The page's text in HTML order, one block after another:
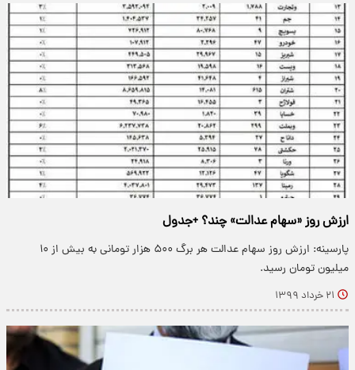
ارزش روز «سهام عدالت» چند؟ +جدول
پارسینه: ارزش روز سهام عدالت هر برگ ۵۰۰ هزار تومانی به بیش از ۱۰
میلیون تومان رسید.
۲۱ خرداد ۱۳۹۹